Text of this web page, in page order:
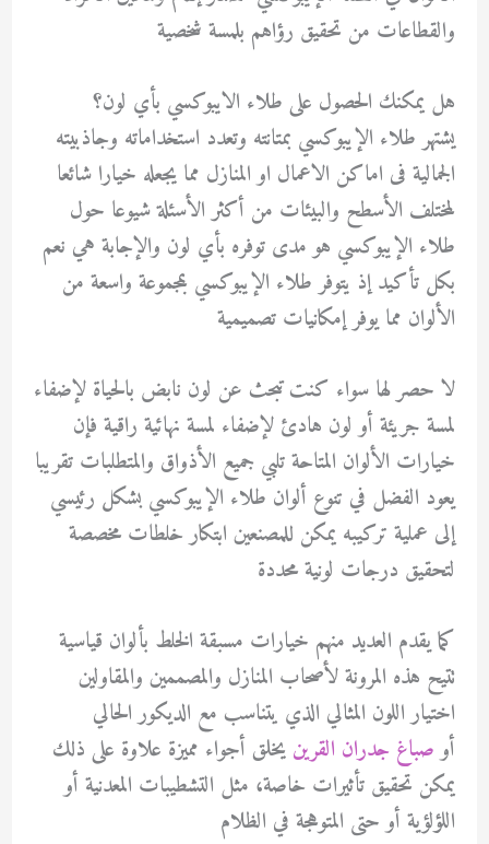
والقطاعات من تحقيق رؤاهم بلمسة شخصية
هل يمكنك الحصول على طلاء الايبوكسي بأي لون؟
يشتهر طلاء الإيبوكسي بمتانته وتعدد استخداماته وجاذبيته
الجمالية فى اماكن الاعمال او المنازل مما يجعله خيارا شائعا
لمختلف الأسطح والبيئات من أكثر الأسئلة شيوعا حول
طلاء الإيبوكسي هو مدى توفره بأي لون والإجابة هي نعم
بكل تأكيد إذ يتوفر طلاء الإيبوكسي بمجموعة واسعة من
الألوان مما يوفر إمكانيات تصميمية
لا حصر لها سواء كنت تبحث عن لون نابض بالحياة لإضفاء
لمسة جريئة أو لون هادئ لإضفاء لمسة نهائية راقية فإن
خيارات الألوان المتاحة تلبي جميع الأذواق والمتطلبات تقريبا
يعود الفضل في تنوع ألوان طلاء الإيبوكسي بشكل رئيسي
إلى عملية تركيبه يمكن للمصنعين ابتكار خلطات مخصصة
لتحقيق درجات لونية محددة
كما يقدم العديد منهم خيارات مسبقة الخلط بألوان قياسية
تتيح هذه المرونة لأصحاب المنازل والمصممين والمقاولين
اختيار اللون المثالي الذي يتناسب مع الديكور الحالي
أوصباغ جدران القرين يخلق أجواء مميزة علاوة على ذلك
يمكن تحقيق تأثيرات خاصة، مثل التشطيبات المعدنية أو
اللؤلؤية أو حتى المتوهجة في الظلام